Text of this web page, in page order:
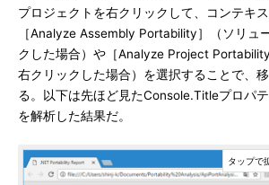
プロジェクトを右クリックして、コンテキ
［Analyze Assembly Portability］（ソリュ
クした場合）や［Analyze Project
右クリックした場合）を選択することで、
る。以下は先ほど見たConsole.Titleプロパ
を解析した結果だ。